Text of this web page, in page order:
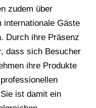
zudem über
internationale Gäste
Durch ihre Präsenz
dass sich Besucher
ihre Produkte
ist damit ein